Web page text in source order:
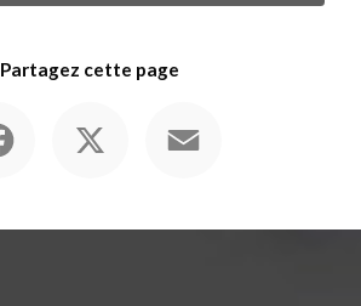
Partagez cette page